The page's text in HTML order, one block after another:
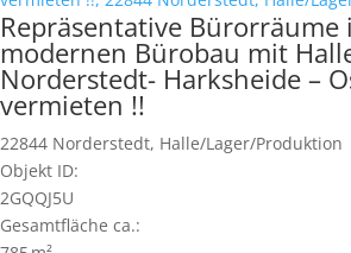
Repräsentative Bürorräume
modernen Bürobau mit
Norderstedt- Harksheide –
vermieten !!
22844 Norderstedt, Halle/Lager/Produktion
Objekt ID:
2GQQJ5U
Gesamtfläche ca.: